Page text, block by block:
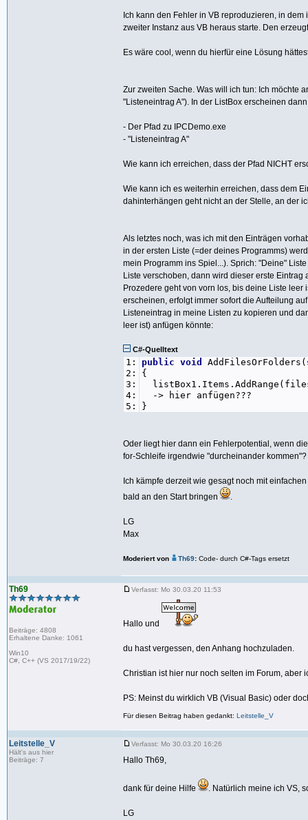
Ich kann den Fehler in VB reproduzieren, in
zweiter Instanz aus VB heraus starte. Den
Es wäre cool, wenn du hierfür eine Lösung
Zur zweiten Sache. Was will ich tun: Ich möchte
"Listeneintrag A"). In der ListBox erscheinen
- Der Pfad zu IPCDemo.exe
- "Listeneintrag A"
Wie kann ich erreichen, dass der Pfad NICHT
Wie kann ich es weiterhin erreichen, dass dem
dahinterhängen geht nicht an der Stelle, an der
Als letztes noch, was ich mit den Einträgen
in der ersten Liste (=der deines Programms)
mein Programm ins Spiel...). Sprich: "Deine"
Liste verschoben, dann wird dieser erste
Prozedere geht von vorn los, bis deine Liste
erscheinen, erfolgt immer sofort die Aufteilung
Listeneintrag in meine Listen zu kopieren und
leer ist) anfügen könnte:
C#-Quelltext
1:
2:
3:
4:
5:
public void AddFilesOrFolders(
{
-> hier anfügen???
}
Oder liegt hier dann ein Fehlerpotential, wenn
for-Schleife irgendwie "durcheinander kommen"?
Ich kämpfe derzeit wie gesagt noch mit
bald an den Start bringen
.
LG
Max
Moderiert von Th69: Code- durch C#-Tags ersetzt
Th69
Beiträge: 4808
Erhaltene Danke: 1061
Win10
C#, C++ (VS 2017/19/22)
Verfasst: Mo 30.03.20 11:53
Hallo und
du hast vergessen, den Anhang hochzuladen.
Christian ist hier nur noch selten im Forum, aber
PS: Meinst du wirklich VB (Visual Basic) oder
Für diesen Beitrag haben gedankt: Leitstelle_V
Leitstelle_V
Hält's aus hier
Beiträge: 7
Verfasst: Mo 30.03.20 16:26
Hallo Th69,
dank für deine Hilfe . Natürlich meine ich VS,
LG